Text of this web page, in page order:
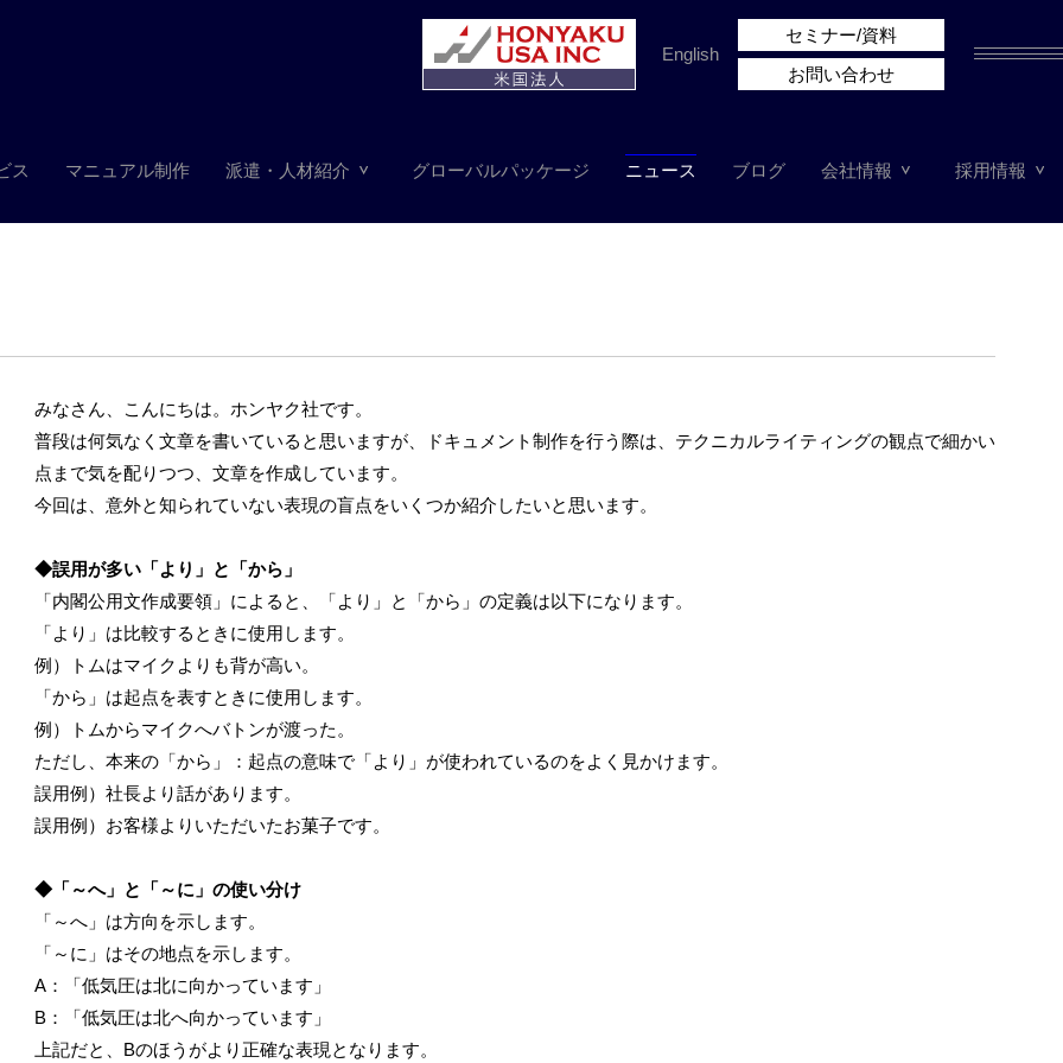
ス マニュアル制作 派遣・人材紹介 グローバルパッケージ ニュース ブログ 会社情報 採用情報
English
セミナー/資料
お問い合わせ
みなさん、こんにちは。ホンヤク社です。
普段は何気なく文章を書いていると思いますが、ドキュメント制作を行う際は、テクニカルライティングの観点で細かい
点まで気を配りつつ、文章を作成しています。
今回は、意外と知られていない表現の盲点をいくつか紹介したいと思います。
◆誤用が多い「より」と「から」
「内閣公用文作成要領」によると、「より」と「から」の定義は以下になります。
「より」は比較するときに使用します。
例）トムはマイクよりも背が高い。
「から」は起点を表すときに使用します。
例）トムからマイクへバトンが渡った。
ただし、本来の「から」：起点の意味で「より」が使われているのをよく見かけます。
誤用例）社長より話があります。
誤用例）お客様よりいただいたお菓子です。
◆「～へ」と「～に」の使い分け
「～へ」は方向を示します。
「～に」はその地点を示します。
A：「低気圧は北に向かっています」
B：「低気圧は北へ向かっています」
上記だと、Bのほうがより正確な表現となります。